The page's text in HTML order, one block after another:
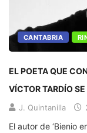
CANTABRIA
EL POETA QUE CONVIERTE CANTABRIA EN LENGUAJE:
VÍCTOR TARDÍO
J. Quintanilla
El autor de ‘Bienio